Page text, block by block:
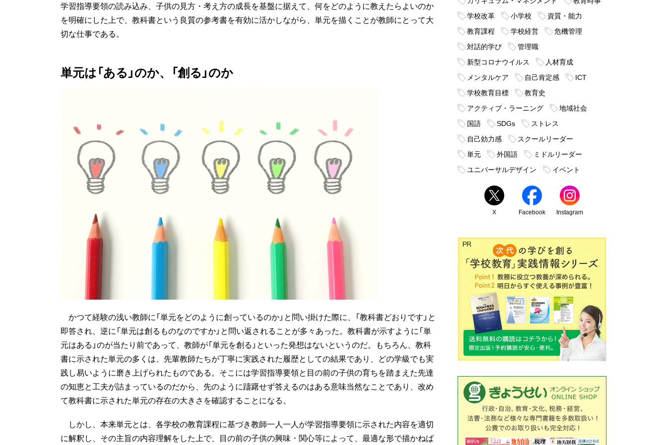
学習指導要領の読み込み、子供の見方・考え方の成長を基盤に据えて、何をどのように教えたらよいのか
を明確にした上で、教科書という良質の参考書を有効に活かしながら、単元を描くことが教師にとって大
切な仕事である。
単元は「ある」のか、「創る」のか
かつて経験の浅い教師に「単元をどのように創っているのか」と問い掛けた際に、「教科書どおりです」と
即答され、逆に「単元は創るものなのですか」と問い返されることが多々あった。教科書が示すように「単
元はある」のが当たり前であって、教師が「単元を創る」といった発想はないというのだ。もちろん、教科
書に示された単元の多くは、先輩教師たちが丁寧に実践された履歴としての結果であり、どの学級でも実
践し易いように磨き上げられたものである。そこには学習指導要領と目の前の子供の育ちを踏まえた先達
の知恵と工夫が詰まっているのだから、先のように躊躇せず答えるのはある意味当然なことであり、改め
て教科書に示された単元の存在の大きさを確認することになる。
しかし、本来単元とは、各学校の教育課程に基づき教師一人一人が学習指導要領に示された内容を適切
に解釈し、その主旨の内容理解をした上で、目の前の子供の興味・関心等によって、最適な形で描かねば
学校改革
小学校
資質・能力
教育課程
学校経営
危機管理
対話的学び
管理職
新型コロナウイルス
人材育成
メンタルケア
自己肯定感
ICT
学校教育目標
教育史
アクティブ・ラーニング
地域社会
国語
SDGs
ストレス
自己効力感
スクールリーダー
単元
外国語
ミドルリーダー
ユニバーサルデザイン
イベント
X Facebook Instagram